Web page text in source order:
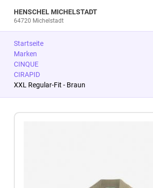
HENSCHEL MICHELSTADT
64720 Michelstadt
Startseite
Marken
CINQUE
CIRAPID
XXL Regular-Fit - Braun